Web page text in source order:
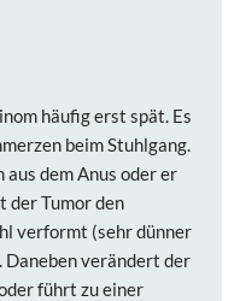
häufig erst spät. Es
beim Stuhlgang.
dem Anus oder er
der Tumor den
verformt (sehr dünner
verändert der
führt zu einer